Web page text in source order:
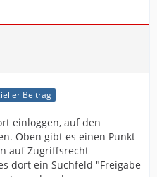
Beitrag
einloggen, auf den
Oben gibt es einen Punkt
auf Zugriffsrecht
dort ein Suchfeld "Freigabe